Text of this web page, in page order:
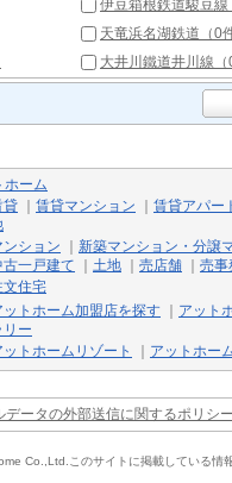
伊豆箱根鉄道駿豆
天竜浜名湖鉄道（0
大井川鐵道井川線
ホーム
貸 賃貸マンション
賃貸アパー
ンション
新築マンション・分譲
古一戸建て
土地 売店舗
売事
文住宅
ットホーム加盟店を探す
アット
リー
ットホームリゾート アットホー
データの外部送信に関するポリシ
Co.,Ltd. このサイトに掲載している情